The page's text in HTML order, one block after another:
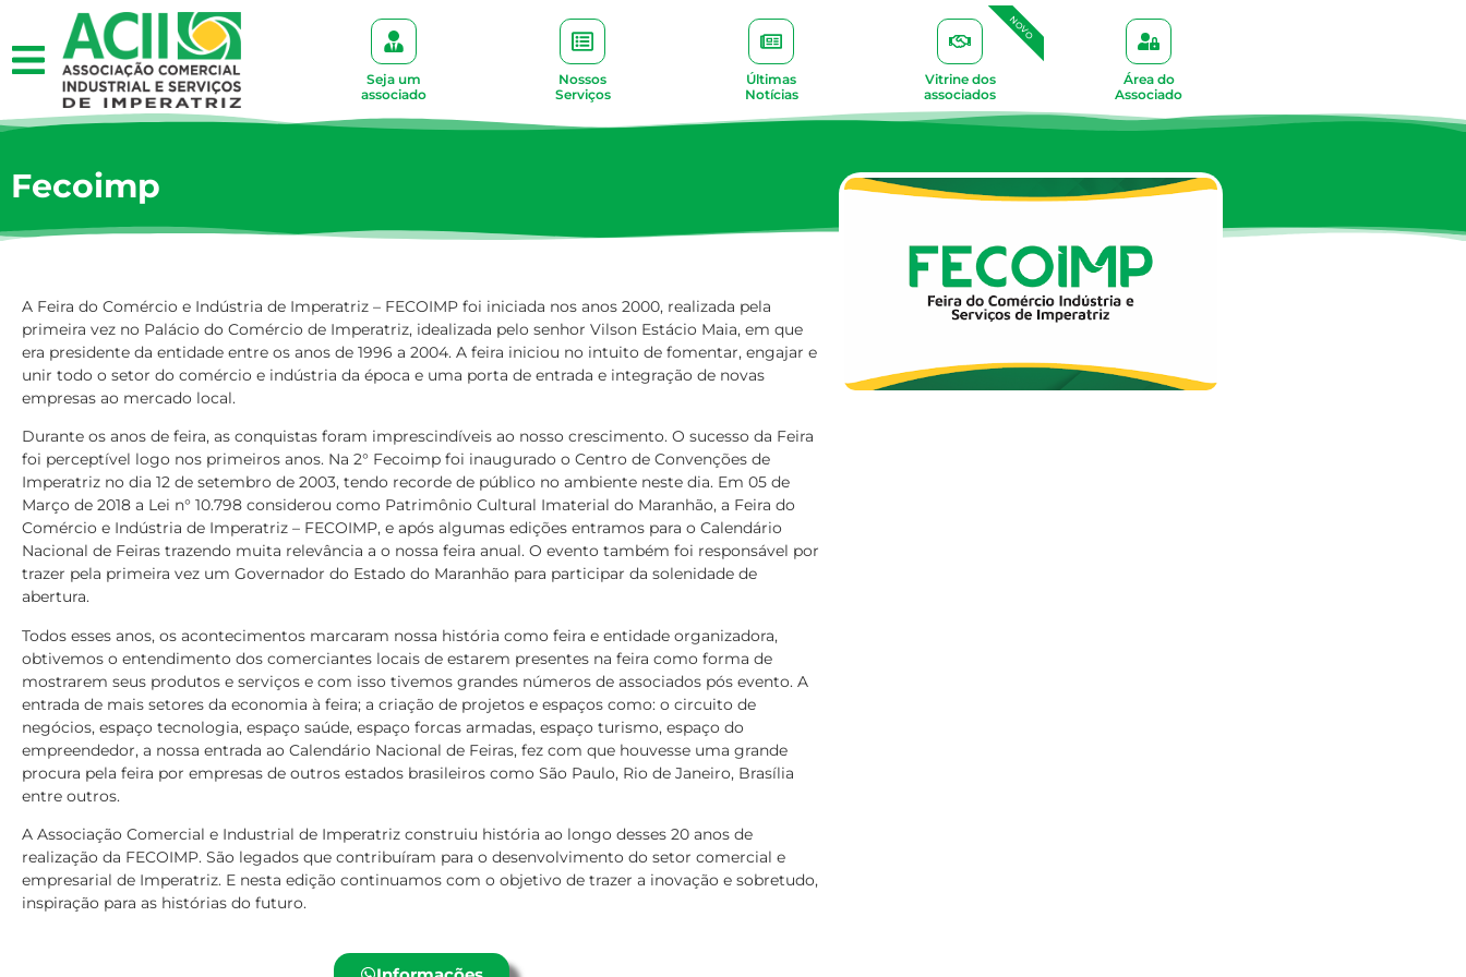
Seja um
associado
Nossos
Serviços
Últimas
Notícias
Vitrine dos
associados
NOVO
Área do
Associado
Fecoimp
A Feira do Comércio e Indústria de Imperatriz – FECOIMP foi iniciada nos anos 2000, realizada pela
primeira vez no Palácio do Comércio de Imperatriz, idealizada pelo senhor Vilson Estácio Maia, em que
era presidente da entidade entre os anos de 1996 a 2004. A feira iniciou no intuito de fomentar, engajar e
unir todo o setor do comércio e indústria da época e uma porta de entrada e integração de novas
empresas ao mercado local.
Durante os anos de feira, as conquistas foram imprescindíveis ao nosso crescimento. O sucesso da Feira
foi perceptível logo nos primeiros anos. Na 2° Fecoimp foi inaugurado o Centro de Convenções de
Imperatriz no dia 12 de setembro de 2003, tendo recorde de público no ambiente neste dia. Em 05 de
Março de 2018 a Lei n° 10.798 considerou como Patrimônio Cultural Imaterial do Maranhão, a Feira do
Comércio e Indústria de Imperatriz – FECOIMP, e após algumas edições entramos para o Calendário
Nacional de Feiras trazendo muita relevância a o nossa feira anual. O evento também foi responsável por
trazer pela primeira vez um Governador do Estado do Maranhão para participar da solenidade de
abertura.
Todos esses anos, os acontecimentos marcaram nossa história como feira e entidade organizadora,
obtivemos o entendimento dos comerciantes locais de estarem presentes na feira como forma de
mostrarem seus produtos e serviços e com isso tivemos grandes números de associados pós evento. A
entrada de mais setores da economia à feira; a criação de projetos e espaços como: o circuito de
negócios, espaço tecnologia, espaço saúde, espaço forcas armadas, espaço turismo, espaço do
empreendedor, a nossa entrada ao Calendário Nacional de Feiras, fez com que houvesse uma grande
procura pela feira por empresas de outros estados brasileiros como São Paulo, Rio de Janeiro, Brasília
entre outros.
A Associação Comercial e Industrial de Imperatriz construiu história ao longo desses 20 anos de
realização da FECOIMP. São legados que contribuíram para o desenvolvimento do setor comercial e
empresarial de Imperatriz. E nesta edição continuamos com o objetivo de trazer a inovação e sobretudo,
inspiração para as histórias do futuro.